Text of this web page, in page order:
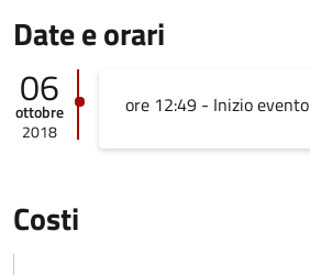
Date e orari
06
ottobre
2018
ore 12:49 - Inizio evento
Costi